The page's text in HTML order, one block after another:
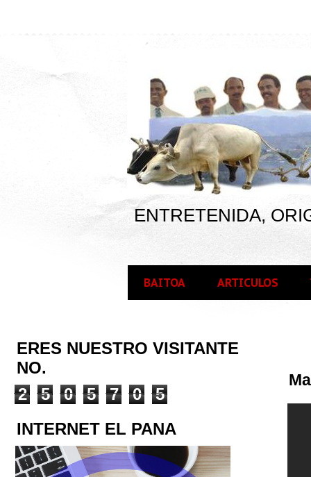
ENTRETENIDA,
BAITOA ARTICULOS
ERES NUESTRO VISITANTE
NO.
2
5 0 5 7 0
5
INTERNET EL PANA